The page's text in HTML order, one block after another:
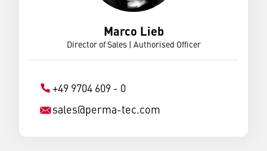
Marco Lieb
Director of Sales | Authorised Officer
+49 9704 609 - 0
sales@perma-tec.com